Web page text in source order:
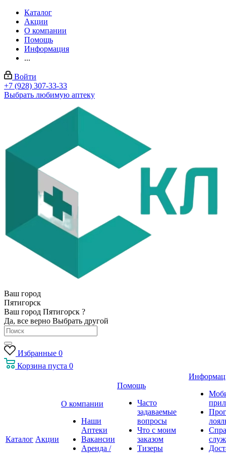
Каталог
Акции
О компании
Помощь
Информация
...
Войти
+7 (928) 307-33-33
Выбрать любимую аптеку
Ваш город
Пятигорск
Ваш город Пятигорск ?
Да, все верно Выбрать другой
Избранные 0
Корзина пуста 0
Каталог Акции
О компании
Наши
Аптеки
Вакансии
Аренда /
Помощь
Часто
задаваемые
вопросы
Что с моим
заказом
Тизеры